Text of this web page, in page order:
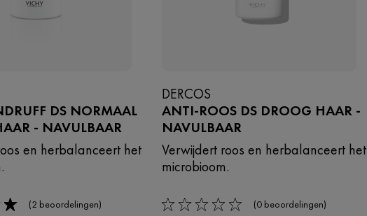
DS NORMAAL
- NAVULBAAR
en herbalanceert het
(2 beoordelingen)
DERCOS
ANTI-ROOS DS DROOG HAAR -
NAVULBAAR
Verwijdert roos en herbalanceert het
microbioom.
0/5 (0 beoordelingen)